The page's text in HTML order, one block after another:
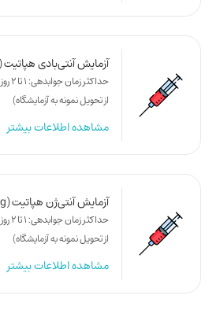
آزمایش آنتی‌بادی هپاتیت B (HBsAb)
از تحویل نمونه به آزمایشگاه)
مشاهده اطلاعات بیشتر
آزمایش آنتی‌ژن هپاتیت B (HBsAg)
از تحویل نمونه به آزمایشگاه)
مشاهده اطلاعات بیشتر